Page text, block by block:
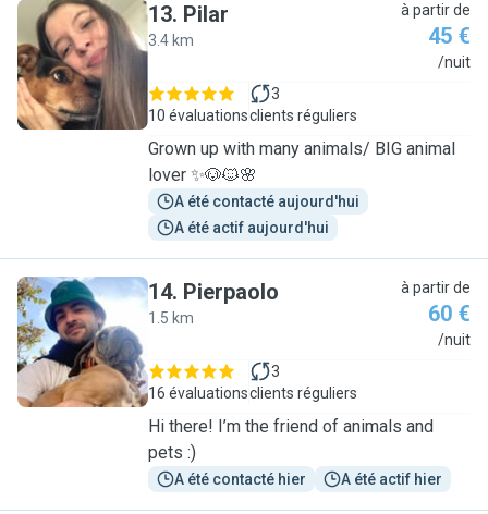
P
13. Pilar
3.4 km
à partir de
45 €
/nuit
10 évaluations
3
clients réguliers
Grown up with many animals/ BIG animal
lover ✨🐶🐱🌸
A été contacté aujourd'hui
A été actif aujourd'hui
P
14. Pierpaolo
1.5 km
à partir de
60 €
/nuit
16 évaluations
3
clients réguliers
Hi there! I’m the friend of animals and
pets :)
A été contacté hier A été actif hier